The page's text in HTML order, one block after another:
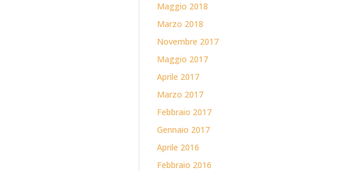
Maggio 2018
Marzo 2018
Novembre 2017
Maggio 2017
Aprile 2017
Marzo 2017
Febbraio 2017
Gennaio 2017
Aprile 2016
Febbraio 2016